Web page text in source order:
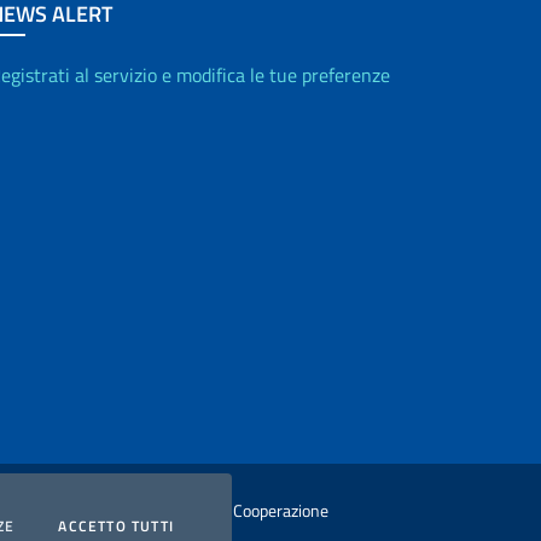
COOKIESACCETTO TUTTII COOKIES
ALERT
al servizio e modifica le tue preferenze
degli Affari Esteri e della Cooperazione